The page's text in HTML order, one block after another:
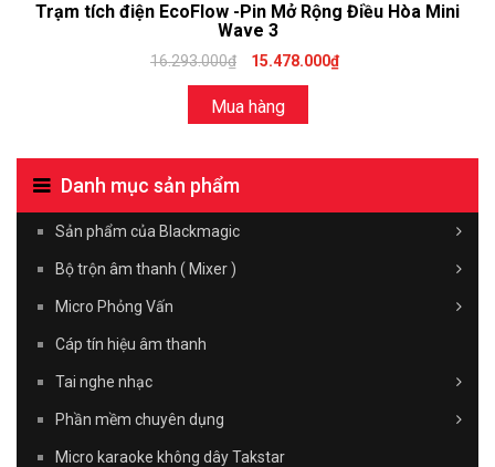
Trạm tích điện EcoFlow -Pin Mở Rộng Điều Hòa Mini
Wave 3
16.293.000₫ 15.478.000₫
Mua hàng
Danh mục sản phẩm
Sản phẩm của Blackmagic
Bộ trộn âm thanh ( Mixer )
Micro Phỏng Vấn
Cáp tín hiệu âm thanh
Tai nghe nhạc
Phần mềm chuyên dụng
Micro karaoke không dây Takstar